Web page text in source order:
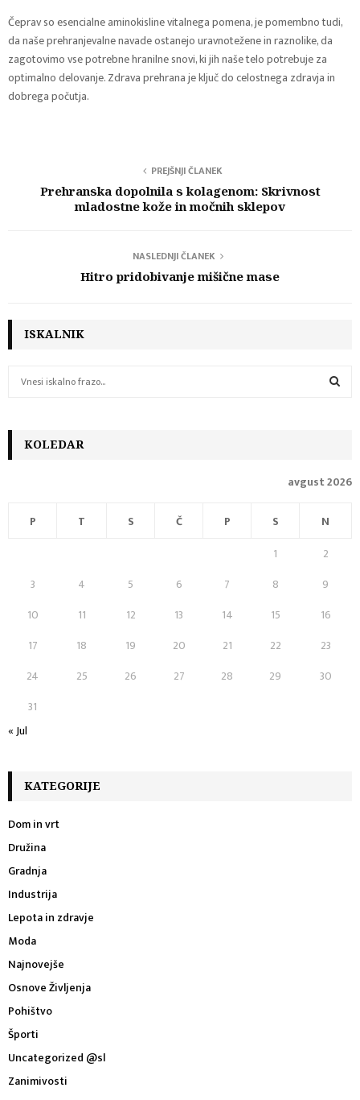
Čeprav so esencialne aminokisline vitalnega pomena, je pomembno tudi,
da naše prehranjevalne navade ostanejo uravnotežene in raznolike, da
zagotovimo vse potrebne hranilne snovi, ki jih naše telo potrebuje za
optimalno delovanje. Zdrava prehrana je ključ do celostnega zdravja in
dobrega počutja.
PREJŠNJI ČLANEK
Prehranska dopolnila s kolagenom: Skrivnost
mladostne kože in močnih sklepov
NASLEDNJI ČLANEK
Hitro pridobivanje mišične mase
ISKALNIK
h
A
KOLEDAR
avgust 2026
P T S Č P S
N
1
2
3
4 5 6 7 8
9
10
11 12 13 14 15
16
17
18 19 20 21 22
23
24
25 26 27 28 29
30
31
« Jul
KATEGORIJE
Dom in vrt
Družina
Gradnja
Industrija
Lepota in zdravje
Moda
Najnovejše
Osnove Življenja
Pohištvo
Športi
Uncategorized @sl
Zanimivosti